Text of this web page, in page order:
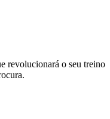
revolucionará o seu treino